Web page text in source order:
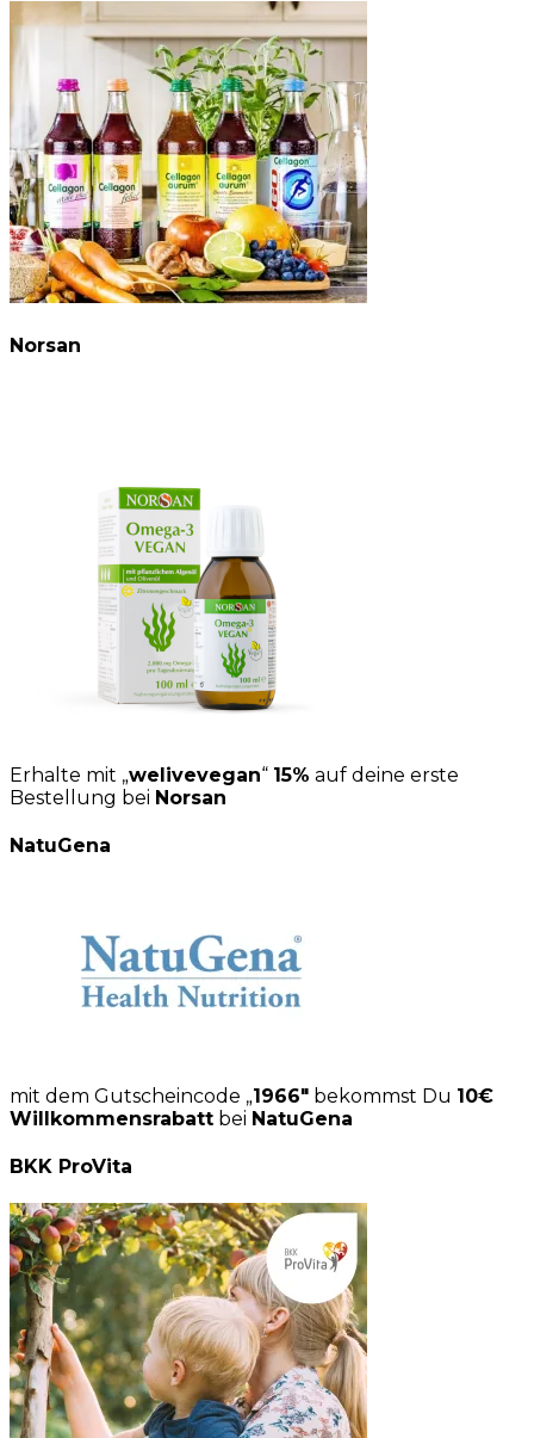
Norsan
Erhalte mit „welivevegan“ 15% auf deine erste
Bestellung bei Norsan
NatuGena
mit dem Gutscheincode „1966″ bekommst Du 10€
Willkommensrabatt bei NatuGena
BKK ProVita